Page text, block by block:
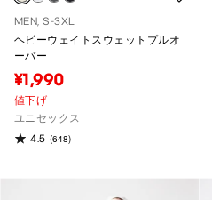
MEN, S-3XL
ヘビーウェイトスウェットプルオ
ーバー
¥1,990
値下げ
ユニセックス
4.5 (648)